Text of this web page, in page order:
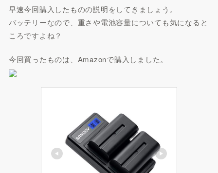
早速今回購入したものの説明をしてきましょう。
バッテリーなので、重さや電池容量についても気になると
ころですよね？
今回買ったものは、Amazonで購入しました。